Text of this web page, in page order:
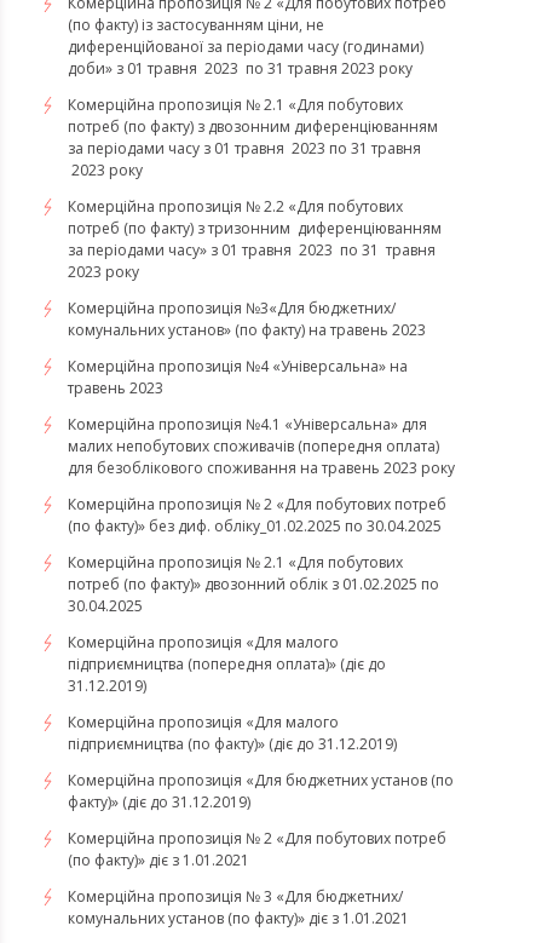
(по факту) із застосуванням ціни, не
диференційованої за періодами часу (годинами)
доби» з 01 травня 2023 по 31 травня 2023 року
Комерційна пропозиція № 2.1 «Для побутових
потреб (по факту) з двозонним диференціюванням
за періодами часу з 01 травня 2023 по 31 травня
2023 року
Комерційна пропозиція № 2.2 «Для побутових
потреб (по факту) з тризонним диференціюванням
за періодами часу» з 01 травня 2023 по 31 травня
2023 року
​​​​​​​Комерційна пропозиція №3«Для бюджетних/
комунальних установ» (по факту) на травень 2023
Комерційна пропозиція №4 «Універсальна» на
травень 2023
Комерційна пропозиція №4.1 «Універсальна» для
малих непобутових споживачів (попередня оплата)
для безоблікового споживання на травень 2023 року
Комерційна пропозиція № 2 «Для побутових потреб
(по факту)» без диф. обліку_01.02.2025 по 30.04.2025
Комерційна пропозиція № 2.1 «Для побутових
потреб (по факту)» двозонний облік з 01.02.2025 по
30.04.2025
Комерційна пропозиція «Для малого
підприємництва (попередня оплата)» (діє до
31.12.2019)
Комерційна пропозиція «Для малого
підприємництва (по факту)» (діє до 31.12.2019)
Комерційна пропозиція «Для бюджетних установ (по
факту)» (діє до 31.12.2019)
Комерційна пропозиція № 2 «Для побутових потреб
(по факту)» діє з 1.01.2021
Комерційна пропозиція № 3 «Для бюджетних/
комунальних установ (по факту)» діє з 1.01.2021